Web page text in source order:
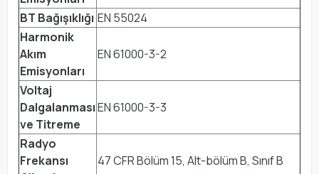
BT Bağışıklığı EN 55024
Harmonik
Akım
Emisyonları
EN 61000-3-2
Voltaj
Dalgalanması
ve Titreme
EN 61000-3-3
Radyo
Frekansı
47 CFR Bölüm 15, Alt-bölüm B, Sınıf B